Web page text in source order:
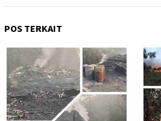
POS TERKAIT